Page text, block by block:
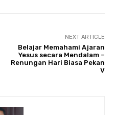
NEXT ARTICLE
Belajar Memahami Ajaran
Yesus secara Mendalam –
Renungan Hari Biasa Pekan
V